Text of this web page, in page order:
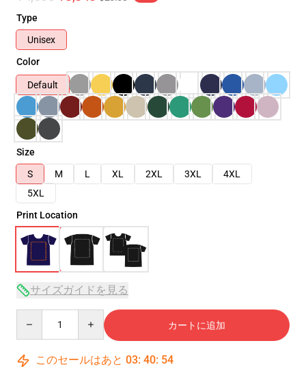
Type
Unisex
Color
Default
Size
S
M L XL 2XL 3XL
4XL
5XL
Print Location
サイズガイドを見る
カートに追加
このセールはあと 03: 40: 54